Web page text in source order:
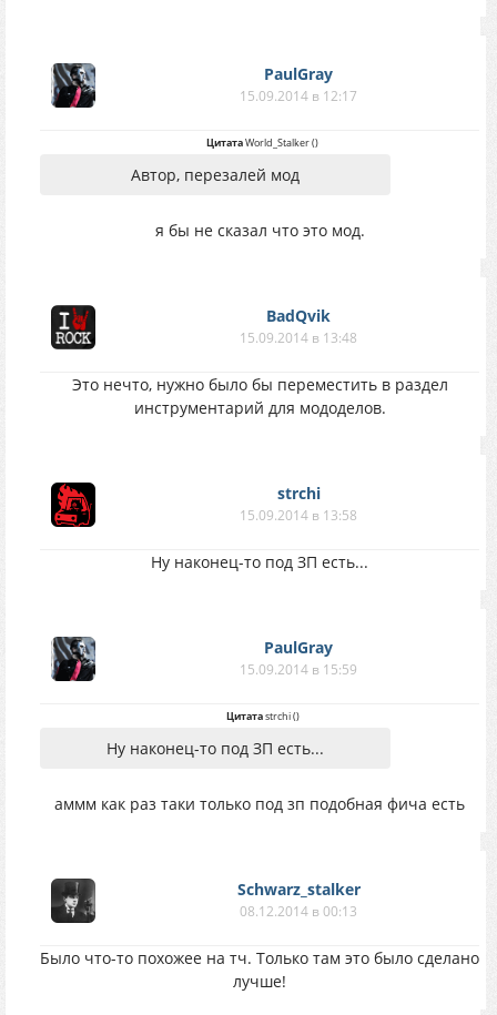
PaulGray
15.09.2014 в 12:17
ЦитатаWorld_Stalker()
Автор, перезалей мод
я бы не сказал что это мод.
BadQvik
15.09.2014 в 13:48
Это нечто, нужно было бы переместить в раздел
инструментарий для мододелов.
strchi
15.09.2014 в 13:58
Ну наконец-то под ЗП есть...
PaulGray
15.09.2014 в 15:59
Цитатаstrchi()
Ну наконец-то под ЗП есть...
аммм как раз таки только под зп подобная фича есть
Schwarz_stalker
08.12.2014 в 00:13
Было что-то похожее на тч. Только там это было сделано
лучше!